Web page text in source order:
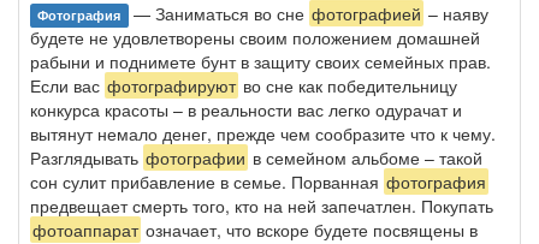
Фотография — Заниматься во сне фотографией – наяву
будете не удовлетворены своим положением домашней
рабыни и поднимете бунт в защиту своих семейных прав.
Если вас фотографируют во сне как победительницу
конкурса красоты – в реальности вас легко одурачат и
вытянут немало денег, прежде чем сообразите что к чему.
Разглядывать фотографии в семейном альбоме – такой
сон сулит прибавление в семье. Порванная фотография
предвещает смерть того, кто на ней запечатлен. Покупать
фотоаппарат означает, что вскоре будете посвящены в